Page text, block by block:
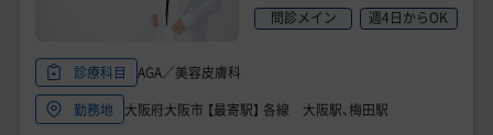
問診メイン
週4日からOK
診療科目
AGA／美容皮膚科
勤務地
大阪府大阪市 【最寄駅】 各線 大阪駅、梅田駅